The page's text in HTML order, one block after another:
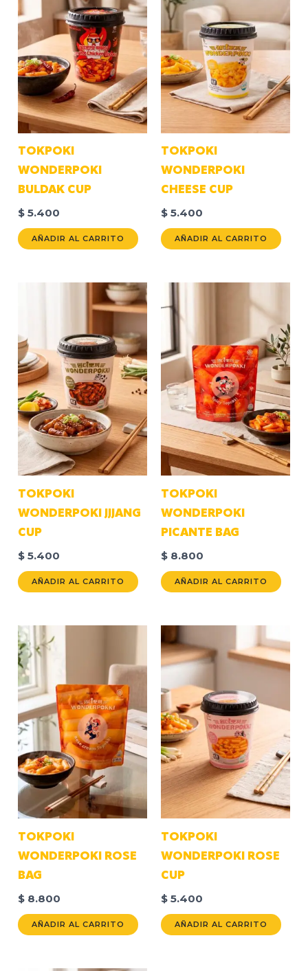
TOKPOKI
WONDERPOKI
BULDAK CUP
$ 5.400
AÑADIR AL CARRITO
TOKPOKI
WONDERPOKI
CHEESE CUP
$ 5.400
AÑADIR AL CARRITO
TOKPOKI
WONDERPOKI JJJANG
CUP
$ 5.400
AÑADIR AL CARRITO
TOKPOKI
WONDERPOKI
PICANTE BAG
$ 8.800
AÑADIR AL CARRITO
TOKPOKI
WONDERPOKI ROSE
BAG
$ 8.800
AÑADIR AL CARRITO
TOKPOKI
WONDERPOKI ROSE
CUP
$ 5.400
AÑADIR AL CARRITO